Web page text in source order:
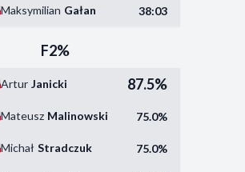
Maksymilian Gałan 38:03
F2%
Artur Janicki 87.5%
Mateusz Malinowski 75.0%
Michał Stradczuk 75.0%